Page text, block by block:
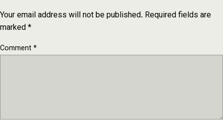
Your email address will not be published. Required fields are
marked*
Comment*